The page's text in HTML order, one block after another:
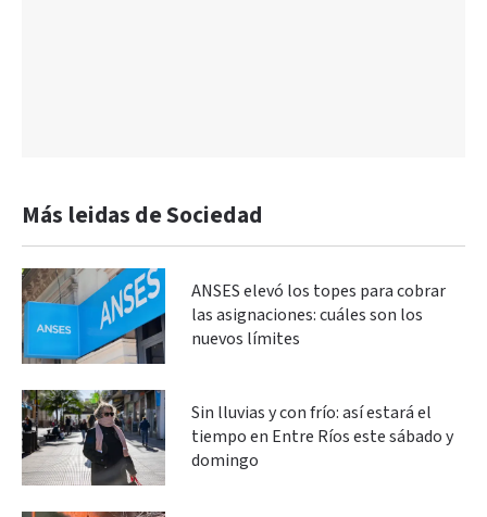
Más leidas de Sociedad
ANSES elevó los topes para cobrar
las asignaciones: cuáles son los
nuevos límites
Sin lluvias y con frío: así estará el
tiempo en Entre Ríos este sábado y
domingo